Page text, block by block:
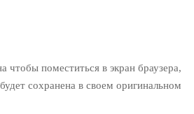
чтобы поместиться в экран браузера,
сохранена в своем оригинальном